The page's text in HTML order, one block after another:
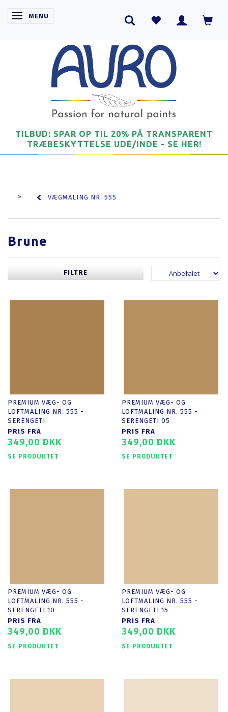
SKIFTE NAVIGATION
MENU
TILBUD: SPAR OP TIL 20% PÅ TRANSPARENT
TRÆBESKYTTELSE UDE/INDE - SE HER!
VÆGMALING NR. 555
Brune
FILTRE
PREMIUM VÆG- OG
LOFTMALING NR. 555 -
SERENGETI
PRIS FRA
349,00 DKK
SE PRODUKTET
PREMIUM VÆG- OG
LOFTMALING NR. 555 -
SERENGETI 05
PRIS FRA
349,00 DKK
SE PRODUKTET
PREMIUM VÆG- OG
LOFTMALING NR. 555 -
SERENGETI 10
PRIS FRA
349,00 DKK
SE PRODUKTET
PREMIUM VÆG- OG
LOFTMALING NR. 555 -
SERENGETI 15
PRIS FRA
349,00 DKK
SE PRODUKTET